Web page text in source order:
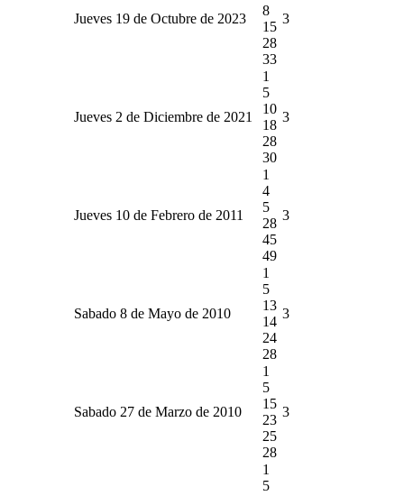
Jueves 19 de Octubre de 2023
8
15
28
33
3
Jueves 2 de Diciembre de 2021
1
5
10
18
28
30
3
Jueves 10 de Febrero de 2011
1
4
5
28
45
49
3
Sabado 8 de Mayo de 2010
1
5
13
14
24
28
3
Sabado 27 de Marzo de 2010
1
5
15
23
25
28
3
1
5